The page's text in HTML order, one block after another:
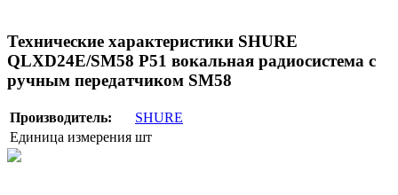
Технические характеристики SHURE
QLXD24E/SM58 P51 вокальная радиосистема с
ручным передатчиком SM58
Производитель:
SHURE
Единица измерения шт